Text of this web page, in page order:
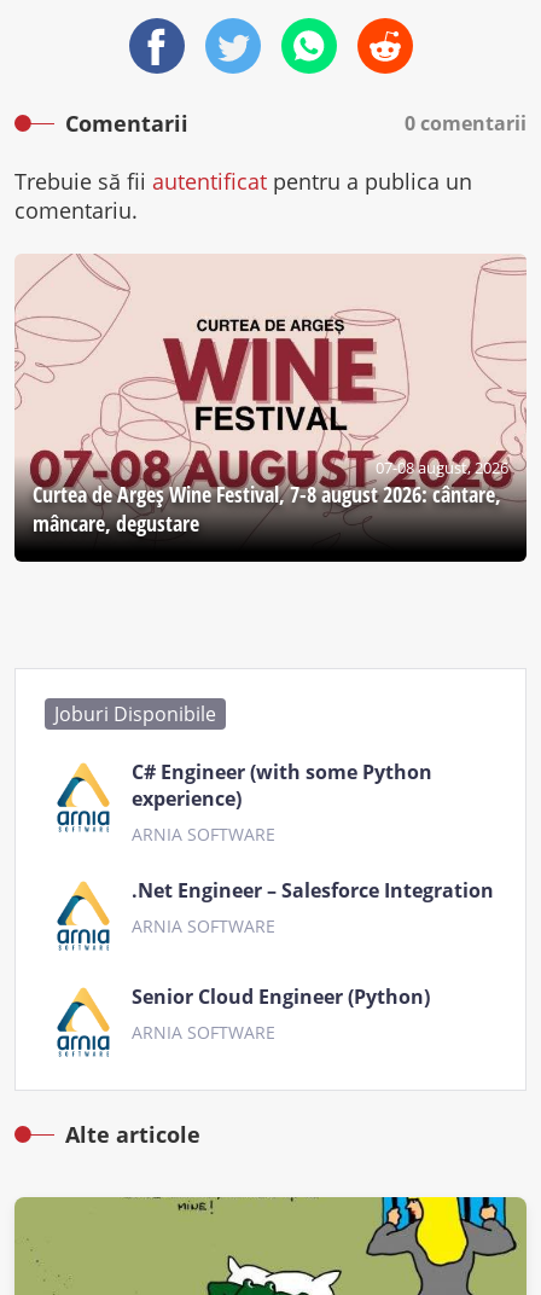
Comentarii 0 comentarii
Trebuie să fii autentificat pentru a publica un
comentariu.
07-08 august, 2026
Curtea de Argeş Wine Festival, 7-8 august 2026: cântare,
mâncare, degustare
Joburi Disponibile
C# Engineer (with some Python
experience)
ARNIA SOFTWARE
.Net Engineer – Salesforce Integration
ARNIA SOFTWARE
Senior Cloud Engineer (Python)
ARNIA SOFTWARE
Alte articole